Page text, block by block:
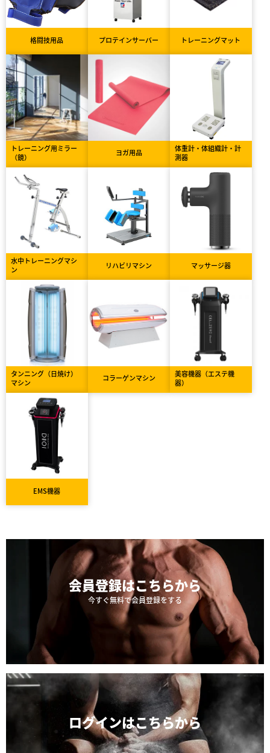
格闘技用品 プロテインサーバー トレーニングマット
トレーニング用ミラー
（鏡）
ヨガ用品
体重計・体組織計・計
測器
水中トレーニングマシ
ン
リハビリマシン マッサージ器
タンニング（日焼け）
マシン
コラーゲンマシン
美容機器（エステ機
器）
EMS機器
会員登録はこちらから
今すぐ無料で会員登録をする
ログインはこちらから